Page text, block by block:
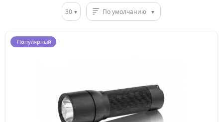
30 По умолчанию
Популярный